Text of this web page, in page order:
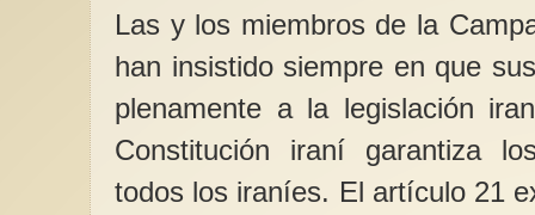
Las y los miembros de la
han insistido siempre en que
plenamente a la legislación
Constitución iraní garantiza
todos los iraníes. El artículo 21